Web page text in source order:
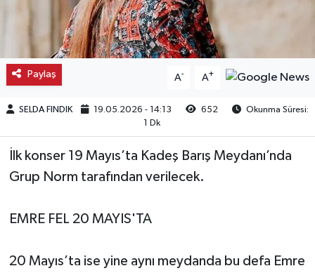
Paylaş A- A+
SELDA FINDIK 19.05.2026 - 14:13 652
Okunma Süresi:
1 Dk
İlk konser 19 Mayıs’ta Kadeş Barış Meydanı’nda
Grup Norm tarafından verilecek.
EMRE FEL 20 MAYIS'TA
20 Mayıs’ta ise yine aynı meydanda bu defa Emre
Mecitözü
Oğuzlar
Ortaköy
Osmancık
Uğurludağ
Sağlık